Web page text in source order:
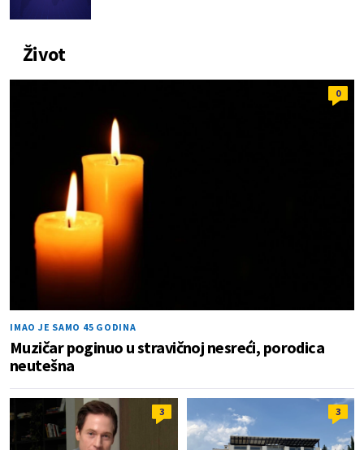
Život
0
IMAO JE SAMO 45 GODINA
Muzičar poginuo u stravičnoj nesreći, porodica
neutešna
3 3